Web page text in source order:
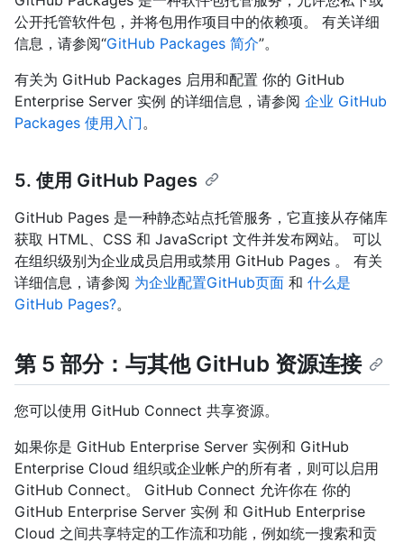
公开托管软件包，并将包用作项目中的依赖项。 有关详细
信息，请参阅“GitHub Packages 简介”。
有关为 GitHub Packages 启用和配置 你的 GitHub
Enterprise Server 实例 的详细信息，请参阅 企业 GitHub
Packages 使用入门。
5. 使用 GitHub Pages
GitHub Pages 是一种静态站点托管服务，它直接从存储库
获取 HTML、CSS 和 JavaScript 文件并发布网站。 可以
在组织级别为企业成员启用或禁用 GitHub Pages 。 有关
详细信息，请参阅 为企业配置GitHub页面 和 什么是
GitHub Pages?。
第 5 部分：与其他 GitHub 资源连接
您可以使用 GitHub Connect 共享资源。
如果你是 GitHub Enterprise Server 实例和 GitHub
Enterprise Cloud 组织或企业帐户的所有者，则可以启用
GitHub Connect。 GitHub Connect 允许你在 你的
GitHub Enterprise Server 实例 和 GitHub Enterprise
Cloud 之间共享特定的工作流和功能，例如统一搜索和贡